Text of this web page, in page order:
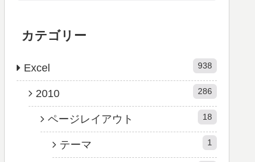
カテゴリー
Excel 938
2010 286
ページレイアウト 18
テーマ 1